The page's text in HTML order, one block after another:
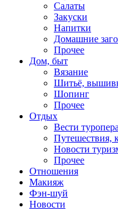
Салаты
Закуски
Напитки
Домашние
Прочее
Дом, быт
Вязание
Шитьё,
Шопинг
Прочее
Отдых
Вести
Путешествия,
Новости
Прочее
Отношения
Макияж
Фэн-шуй
Новости